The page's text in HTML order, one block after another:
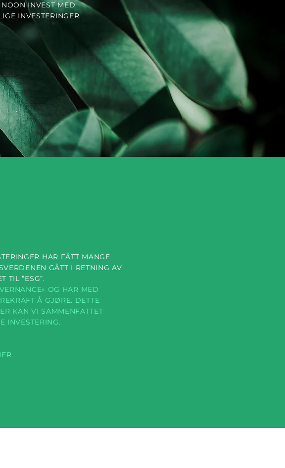
INVEST MED
INVESTERINGER.
HAR FÅTT MANGE
GÅTT I RETNING AV
TIL ”ESG”.
OG HAR MED
Å GJØRE. DETTE
KAN VI SAMMENFATTET
INVESTERING.